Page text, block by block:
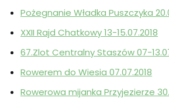
Pożegnanie Władka Puszczyka
XXII Rajd Chatkowy 13-15.07.2018
67.Zlot Centralny Staszów 07-
Rowerem do Wiesia 07.07.2018
Rowerowa mijanka Przyjezierze